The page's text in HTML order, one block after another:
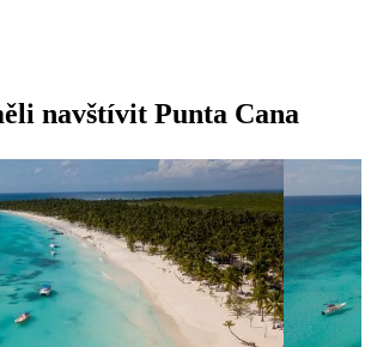
navštívit Punta Cana